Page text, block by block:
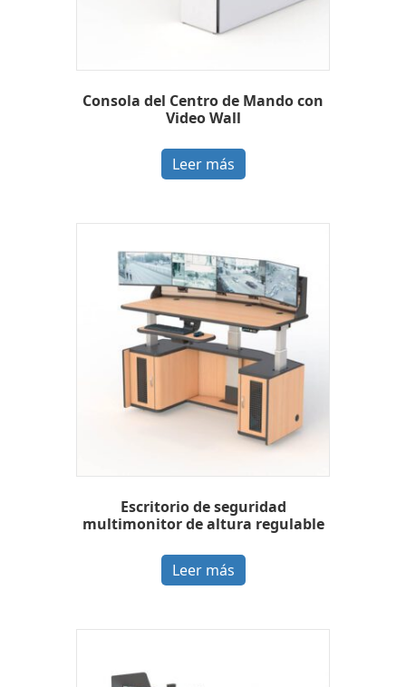
Consola del Centro de Mando con
Video Wall
Leer más
Escritorio de seguridad
multimonitor de altura regulable
Leer más